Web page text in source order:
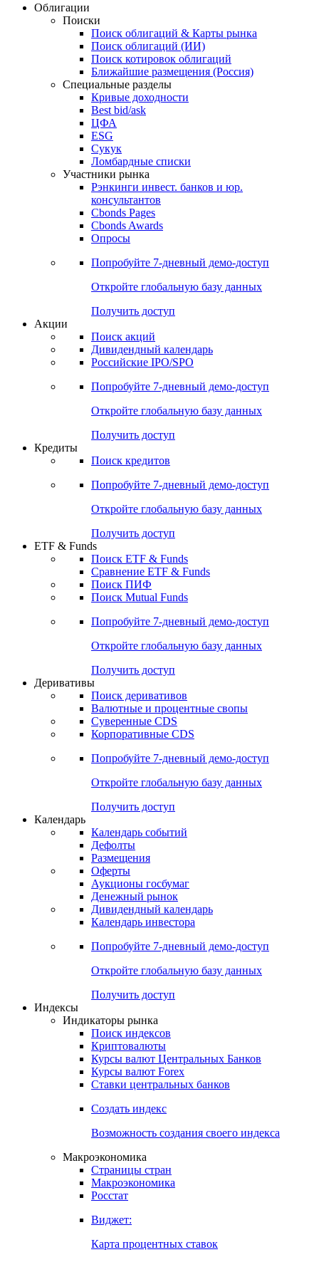
Облигации
Поиски
Поиск облигаций & Карты рынка
Поиск облигаций (ИИ)
Поиск котировок облигаций
Ближайшие размещения (Россия)
Специальные разделы
Кривые доходности
Best bid/ask
ЦФА
ESG
Сукук
Ломбардные списки
Участники рынка
Рэнкинги инвест. банков и юр.
консультантов
Cbonds Pages
Cbonds Awards
Опросы
Попробуйте 7-дневный демо-доступ
Откройте глобальную базу данных
Получить доступ
Акции
Поиск акций
Дивидендный календарь
Российские IPO/SPO
Попробуйте 7-дневный демо-доступ
Откройте глобальную базу данных
Получить доступ
Кредиты
Поиск кредитов
Попробуйте 7-дневный демо-доступ
Откройте глобальную базу данных
Получить доступ
ETF & Funds
Поиск ETF & Funds
Сравнение ETF & Funds
Поиск ПИФ
Поиск Mutual Funds
Попробуйте 7-дневный демо-доступ
Откройте глобальную базу данных
Получить доступ
Деривативы
Поиск деривативов
Валютные и процентные свопы
Суверенные CDS
Корпоративные CDS
Попробуйте 7-дневный демо-доступ
Откройте глобальную базу данных
Получить доступ
Календарь
Календарь событий
Дефолты
Размещения
Оферты
Аукционы госбумаг
Денежный рынок
Дивидендный календарь
Календарь инвестора
Попробуйте 7-дневный демо-доступ
Откройте глобальную базу данных
Получить доступ
Индексы
Индикаторы рынка
Поиск индексов
Криптовалюты
Курсы валют Центральных Банков
Курсы валют Forex
Ставки центральных банков
Создать индекс
Возможность создания своего индекса
Макроэкономика
Страницы стран
Макроэкономика
Росстат
Виджет:
Карта процентных ставок